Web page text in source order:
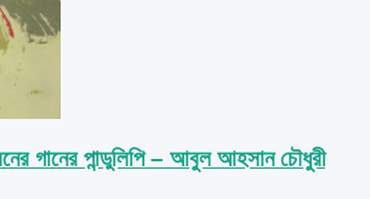
গানের পান্ডুলিপি – আবুল আহসান চৌধুরী